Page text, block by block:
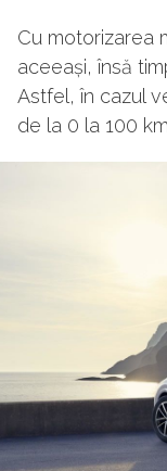
Cu motorizarea
aceeași, însă
Astfel, în cazul
de la 0 la 100